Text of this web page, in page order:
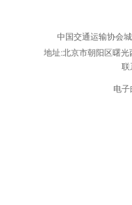
中国交通运输协会
地址:北京市朝阳区曙光
联
电